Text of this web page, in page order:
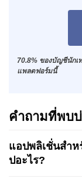
70.8% ของบัญชีนักเ
แพลตฟอร์มนี้
คำถามที่พบ
แอปพลิเชั่นสำ
ปอะไร?